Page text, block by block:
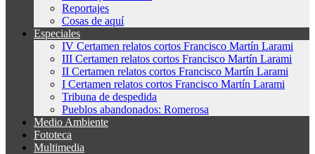
Reportajes
Cosas de aquí
Especiales
IV Certamen relatos cortos Francisco Martín Larami
III Certamen relatos cortos Francisco Martín Larami
II Certamen relatos cortos Francisco Martín Larami
I Certamen relatos cortos Francisco Martín Larami
Tribuna de despedida
Pueblos abandonados: Romerosa
Medio Ambiente
Fototeca
Multimedia